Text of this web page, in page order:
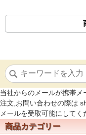
当社からのメールが携帯
注文,お問い合わせの際は
メールを受取可能にしてく
商品カテゴリー